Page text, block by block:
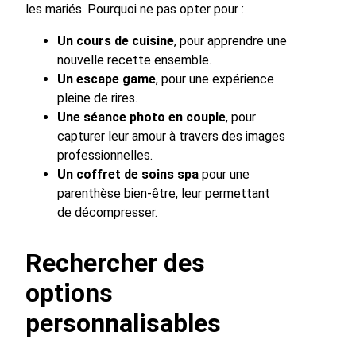
les mariés. Pourquoi ne pas opter pour :
Un cours de cuisine, pour apprendre une
nouvelle recette ensemble.
Un escape game, pour une expérience
pleine de rires.
Une séance photo en couple, pour
capturer leur amour à travers des images
professionnelles.
Un coffret de soins spa pour une
parenthèse bien-être, leur permettant
de décompresser.
Rechercher des
options
personnalisables